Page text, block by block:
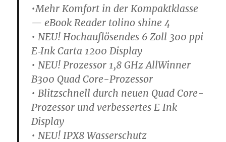
•Mehr Kom­fort in der Kom­pakt­klas­se
— eBook Rea­der toli­no shi­ne 4
• NEU! Hoch­auf­lö­sen­des 6 Zoll 300 ppi
E‑Ink Car­ta 1200 Display
• NEU! Pro­zes­sor 1,8 GHz All­Win­ner
B300 Quad Core-Prozessor
• Blitz­schnell durch neu­en Quad Core-
Pro­zes­sor und ver­bes­ser­tes E Ink
Display
• NEU! IPX8 Wasserschutz